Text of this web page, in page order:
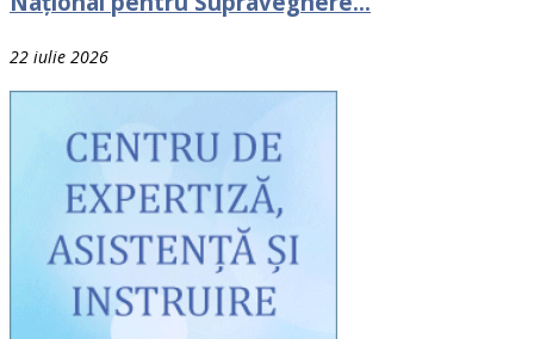
22 iulie 2026